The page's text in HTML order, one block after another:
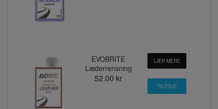
EVOBRITE
Læderrensning
52.00 kr
LÆR MERE